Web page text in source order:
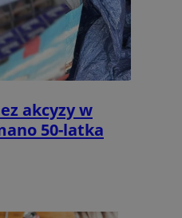
akcyzy w
50-latka